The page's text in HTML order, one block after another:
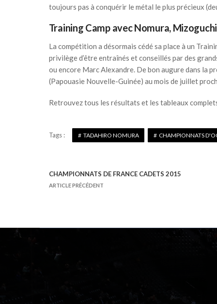
toujours pas à conquérir le métal le plus précieux
Training Camp avec Nomura,
La compétition a désormais cédé sa place à un
privilège d’être entraînés et conseillés par des
ou encore Marc Alexandre. De bon augure dans la
(Papouasie Nouvelle-Guinée) au mois de juillet
Retrouvez tous les résultats et les tableaux
Tags : TADAHIRO NOMURA CHAMPIONNATS
N
i
CHAMPIONNATS DE FRANCE CADETS 2015
ARTICLE PRÉCÉDENT